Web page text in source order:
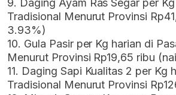
9. Daging Ayam Ras Segar per
Tradisional Menurut Provinsi
3.93%)
10. Gula Pasir per Kg harian di
Menurut Provinsi Rp19,65 ribu
11. Daging Sapi Kualitas 2 per Kg
Tradisional Menurut Provinsi